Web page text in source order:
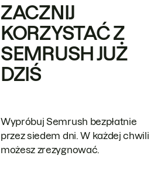
ZACZNIJ
KORZYSTAĆ Z
SEMRUSH JUŻ
DZIŚ
Wypróbuj Semrush bezpłatnie
przez siedem dni. W każdej chwili
możesz zrezygnować.